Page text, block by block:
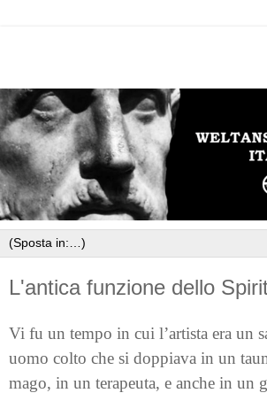
L'antica funzione dello
Vi fu un tempo in cui l’artista era un
uomo colto che si doppiava in un
mago, in un terapeuta, e anche in un